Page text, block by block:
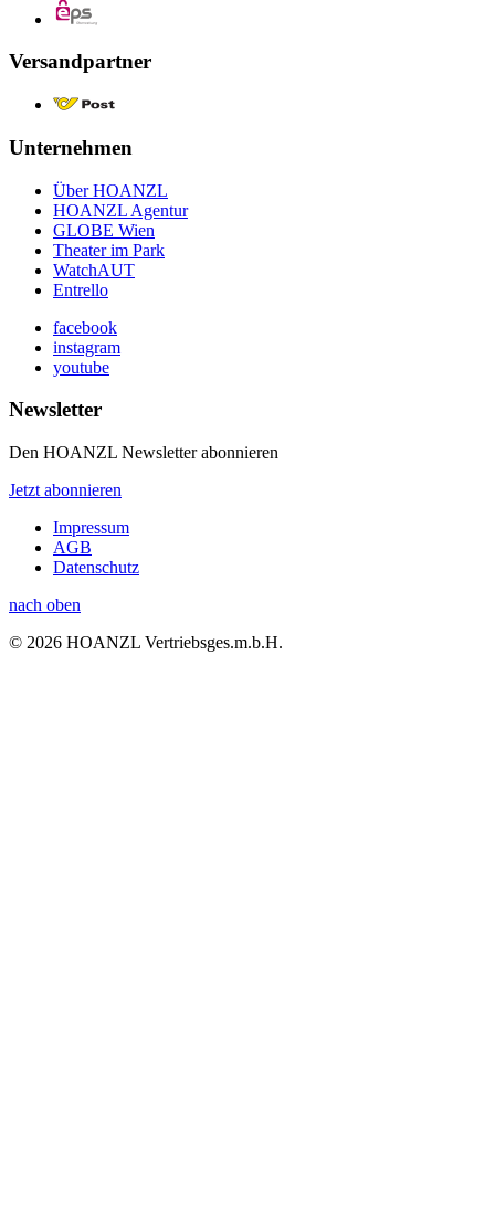
Versandpartner
Unternehmen
Über HOANZL
HOANZL Agentur
GLOBE Wien
Theater im Park
WatchAUT
Entrello
facebook
instagram
youtube
Newsletter
Den HOANZL Newsletter abonnieren
Jetzt abonnieren
Impressum
AGB
Datenschutz
nach oben
© 2026 HOANZL Vertriebsges.m.b.H.